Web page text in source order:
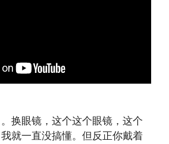
换眼镜，这个这个眼镜，这个
就一直没搞懂。但反正你戴着